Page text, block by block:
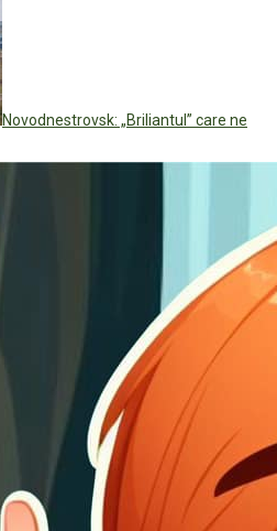
Novodnestrovsk: „Briliantul” care ne